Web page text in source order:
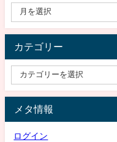
カテゴリー
メタ情報
ログイン